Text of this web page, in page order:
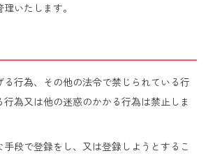
いたします。
る行為、その他の法令で禁じられている行
為又は他の迷惑のかかる行為は禁止しま
段で登録をし、又は登録しようとするこ